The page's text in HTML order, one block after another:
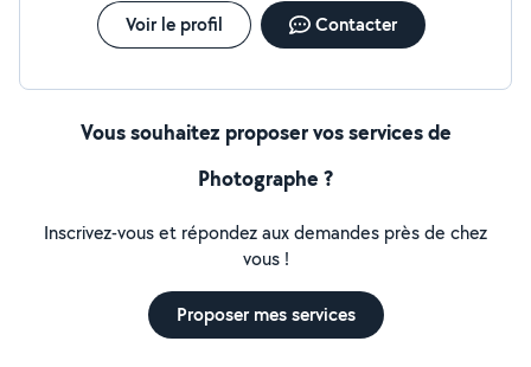
Voir le profil Contacter
Vous souhaitez proposer vos services de
Photographe ?
Inscrivez-vous et répondez aux demandes près de chez
vous !
Proposer mes services